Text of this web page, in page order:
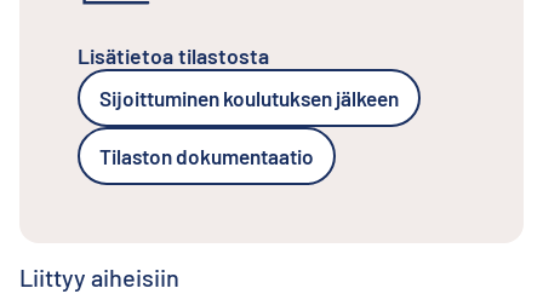
Lisätietoa tilastosta
Sijoittuminen koulutuksen jälkeen
Tilaston dokumentaatio
Liittyy aiheisiin